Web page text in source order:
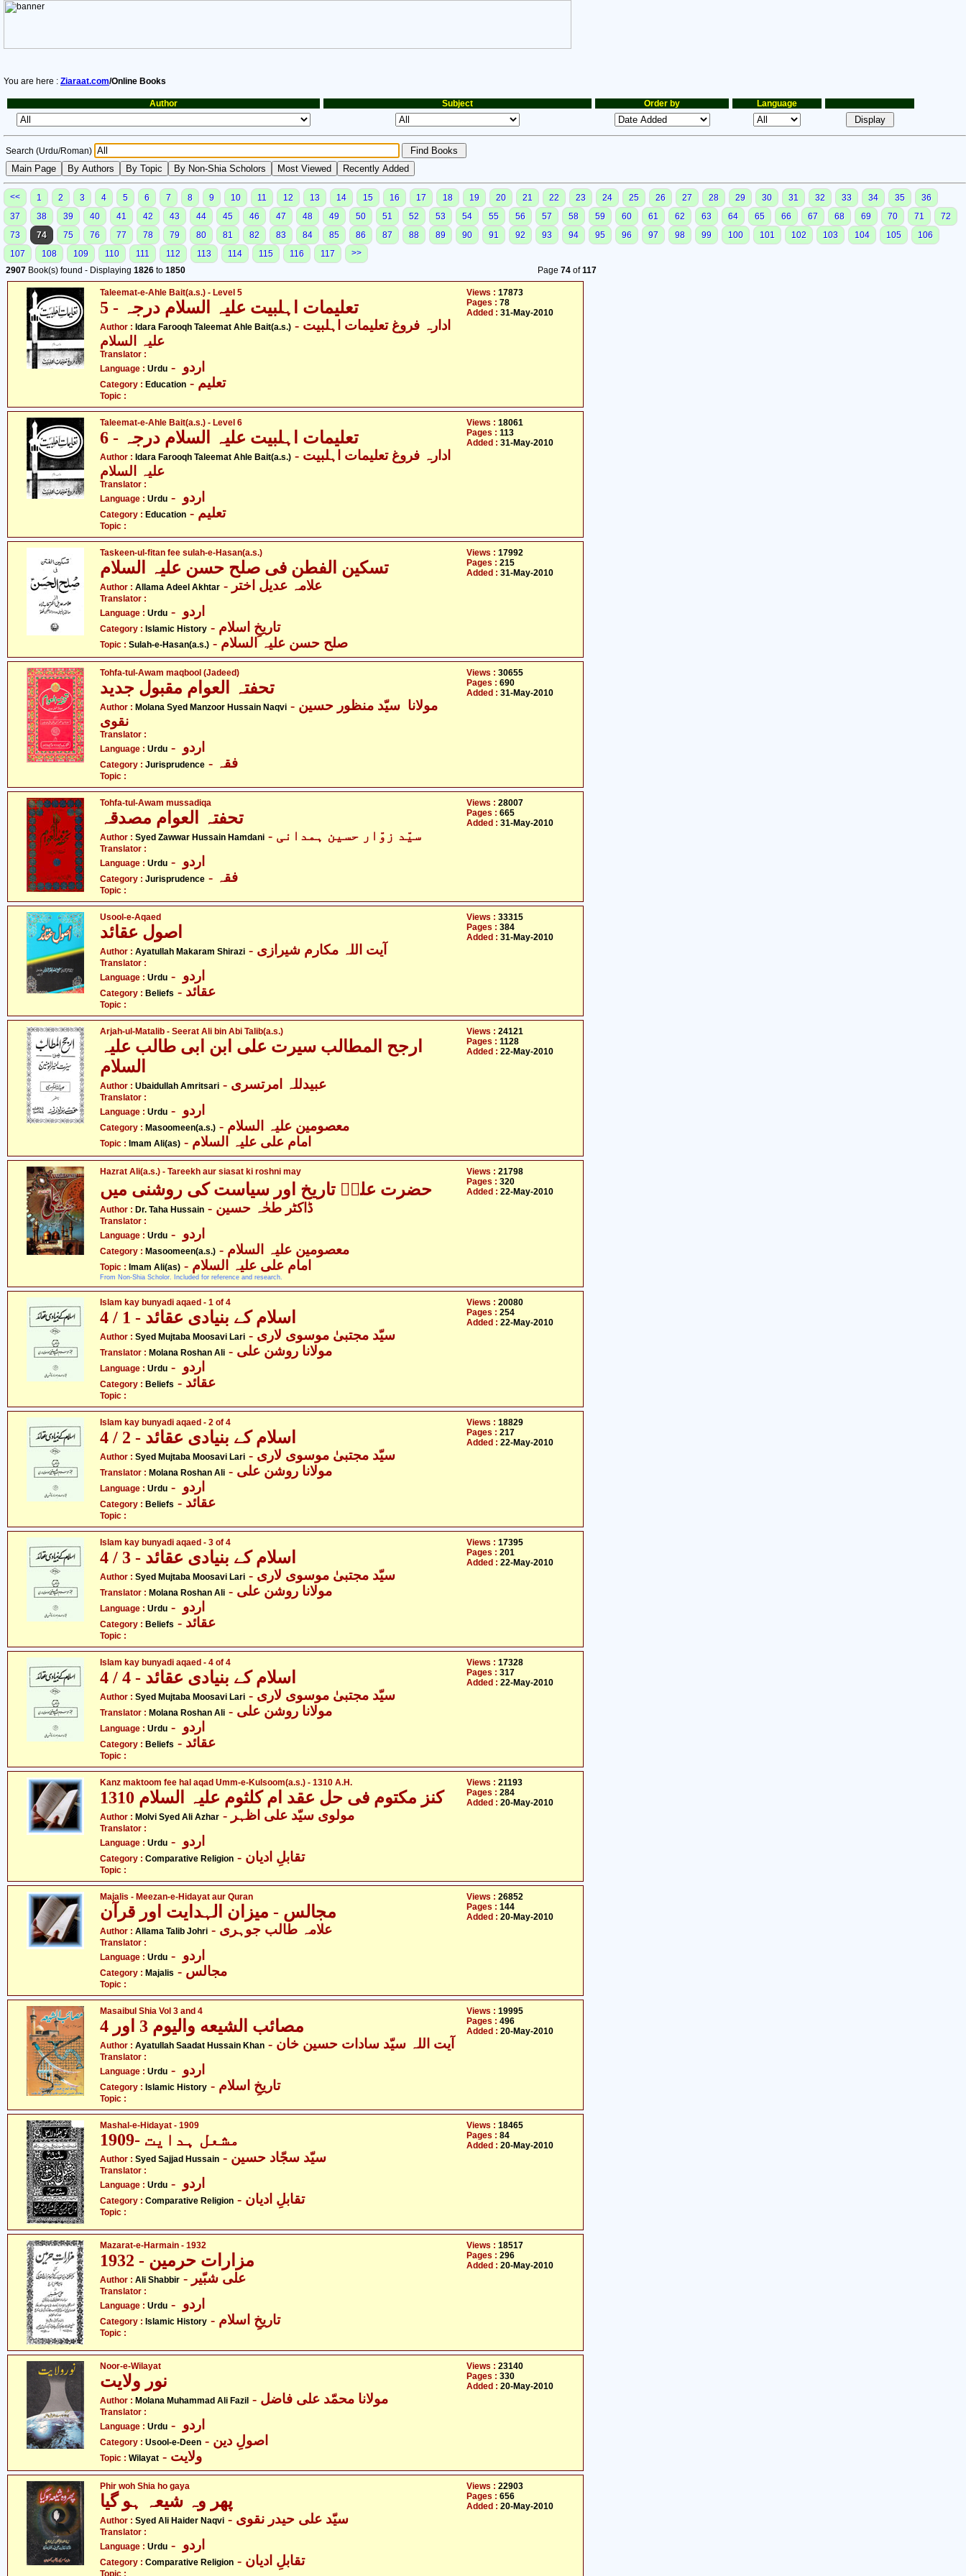
You are here : Ziaraat.com/Online Books
Author Subject Order by Language
Search (Urdu/Roman)
<< 1 2 3 4 5 6 7 8 9 10 11 12 13 14 15 16 17 18 19 20 21 22 23 24 25 26 27 28 29 30 31 32 33 34 35
36
37
38 39 40 41 42 43 44 45 46 47 48 49 50 51 52 53 54 55 56 57 58 59 60 61 62 63 64 65 66 67 68 69 70 71
72
73
74 75 76 77 78 79 80 81 82 83 84 85 86 87 88 89 90 91 92 93 94 95 96 97 98 99 100 101 102 103 104 105
106
107
108 109 110 111 112 113 114 115 116 117
>>
2907 Book(s) found - Displaying 1826 to 1850 Page 74of117
Taleemat-e-Ahle Bait(a.s.) - Level 5
تعلیمات اہلبیت علیہ السلام درجہ - 5
Author : Idara Farooqh Taleemat Ahle Bait(a.s.) - ادارہ فروغ تعلیمات اہلبیت
علیہ السلام
Translator :
Language : Urdu
Category : Education - تعلیم
Topic :
Views : 17873
Pages : 78
Added : 31-May-2010
Taleemat-e-Ahle Bait(a.s.) - Level 6
تعلیمات اہلبیت علیہ السلام درجہ - 6
Author : Idara Farooqh Taleemat Ahle Bait(a.s.) - ادارہ فروغ تعلیمات اہلبیت
علیہ السلام
Translator :
Language : Urdu
Category : Education - تعلیم
Topic :
Views : 18061
Pages : 113
Added : 31-May-2010
Taskeen-ul-fitan fee sulah-e-Hasan(a.s.)
Author : Allama Adeel Akhtar - علامہ عدیل اختر
Translator :
Language : Urdu
Category : Islamic History - تاریخِ اسلام
Topic : Sulah-e-Hasan(a.s.) - صلح حسن علیہ السلام
Views : 17992
Pages : 215
Added : 31-May-2010
Tohfa-tul-Awam maqbool (Jadeed)
تحفتہ العوام مقبول جدید
Author : Molana Syed Manzoor Hussain Naqvi - مولانا سیّد منظور حسین
نقوی
Translator :
Language : Urdu
Category : Jurisprudence - فقہ
Topic :
Views : 30655
Pages : 690
Added : 31-May-2010
Tohfa-tul-Awam mussadiqa
Author : Syed Zawwar Hussain Hamdani - سیّد زوّار حسین ہمدانی
Translator :
Language : Urdu
Category : Jurisprudence - فقہ
Topic :
Views : 28007
Pages : 665
Added : 31-May-2010
Usool-e-Aqaed
اصول عقائد
Author : Ayatullah Makaram Shirazi - آیت اللہ مکارم شیرازی
Translator :
Language : Urdu
Category : Beliefs - عقائد
Topic :
Views : 33315
Pages : 384
Added : 31-May-2010
Arjah-ul-Matalib - Seerat Ali bin Abi Talib(a.s.)
ارجح المطالب سیرت علی ابن ابی طالب علیہ
السلام
Author : Ubaidullah Amritsari - عبیدللہ امرتسری
Translator :
Language : Urdu
Category : Masoomeen(a.s.)
Topic : Imam Ali(as) - امام علی علیہ السلام
Views : 24121
Pages : 1128
Added : 22-May-2010
Hazrat Ali(a.s.) - Tareekh aur siasat ki roshni may
Author : Dr. Taha Hussain
Translator :
Language : Urdu
Category : Masoomeen(a.s.)
Topic : Imam Ali(as) - امام علی علیہ السلام
From Non-Shia Scholor. Included for reference and research.
Views : 21798
Pages : 320
Added : 22-May-2010
Islam kay bunyadi aqaed - 1 of 4
اسلام کے بنیادی عقائد - 1 / 4
Author : Syed Mujtaba Moosavi Lari - سیّد مجتبیٰ موسوی لاری
Translator : Molana Roshan Ali - مولانا روشن علی
Language : Urdu
Category : Beliefs - عقائد
Topic :
Views : 20080
Pages : 254
Added : 22-May-2010
Islam kay bunyadi aqaed - 2 of 4
اسلام کے بنیادی عقائد - 2 / 4
Author : Syed Mujtaba Moosavi Lari - سیّد مجتبیٰ موسوی لاری
Translator : Molana Roshan Ali - مولانا روشن علی
Language : Urdu
Category : Beliefs - عقائد
Topic :
Views : 18829
Pages : 217
Added : 22-May-2010
Islam kay bunyadi aqaed - 3 of 4
اسلام کے بنیادی عقائد - 3 / 4
Author : Syed Mujtaba Moosavi Lari - سیّد مجتبیٰ موسوی لاری
Translator : Molana Roshan Ali - مولانا روشن علی
Language : Urdu
Category : Beliefs - عقائد
Topic :
Views : 17395
Pages : 201
Added : 22-May-2010
Islam kay bunyadi aqaed - 4 of 4
اسلام کے بنیادی عقائد - 4 / 4
Author : Syed Mujtaba Moosavi Lari - سیّد مجتبیٰ موسوی لاری
Translator : Molana Roshan Ali - مولانا روشن علی
Language : Urdu
Category : Beliefs - عقائد
Topic :
Views : 17328
Pages : 317
Added : 22-May-2010
Kanz maktoom fee hal aqad Umm-e-Kulsoom(a.s.) - 1310 A.H.
کنز مکتوم فی حل عقد ام کلثوم علیہ السلام 1310
Author : Molvi Syed Ali Azhar
Translator :
Language : Urdu
Category : Comparative Religion - تقابلِ ادیان
Topic :
Views : 21193
Pages : 284
Added : 20-May-2010
Majalis - Meezan-e-Hidayat aur Quran
Author : Allama Talib Johri - علامہ طالب جوہری
Translator :
Language : Urdu
Category : Majalis - مجالس
Topic :
Views : 26852
Pages : 144
Added : 20-May-2010
Masaibul Shia Vol 3 and 4
مصائب الشیعه والیوم 3 اور 4
Author : Ayatullah Saadat Hussain Khan - آیت اللہ سیّد سادات حسین خان
Translator :
Language : Urdu
Category : Islamic History - تاریخِ اسلام
Topic :
Views : 19995
Pages : 496
Added : 20-May-2010
Mashal-e-Hidayat - 1909
مشعل ہدایت -1909
Author : Syed Sajjad Hussain - سیّد سجّاد حسین
Translator :
Language : Urdu
Category : Comparative Religion - تقابلِ ادیان
Topic :
Views : 18465
Pages : 84
Added : 20-May-2010
Mazarat-e-Harmain - 1932
Author : Ali Shabbir - علی شبّیر
Translator :
Language : Urdu
Category : Islamic History - تاریخِ اسلام
Topic :
Views : 18517
Pages : 296
Added : 20-May-2010
Noor-e-Wilayat
Author : Molana Muhammad Ali Fazil - مولانا محمّد علی فاضل
Translator :
Language : Urdu
Category : Usool-e-Deen - اصولِ دین
Topic : Wilayat - ولایت
Views : 23140
Pages : 330
Added : 20-May-2010
Phir woh Shia ho gaya
Author : Syed Ali Haider Naqvi - سیّد علی حیدر نقوی
Translator :
Language : Urdu
Category : Comparative Religion - تقابلِ ادیان
Topic :
Views : 22903
Pages : 656
Added : 20-May-2010